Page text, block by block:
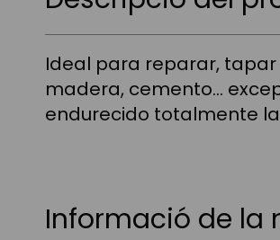
Ideal para reparar,
madera, cemento…
endurecido totalmente
Informació de la